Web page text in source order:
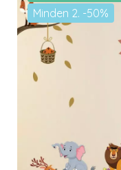
Minden 2. -50%